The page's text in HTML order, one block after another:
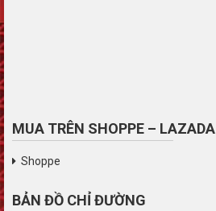
MUA TRÊN SHOPPE – LAZADA
Shoppe
BẢN ĐỒ CHỈ ĐƯỜNG